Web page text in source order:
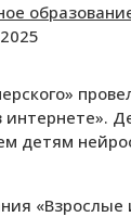
интернете».
детям
«Взрослые